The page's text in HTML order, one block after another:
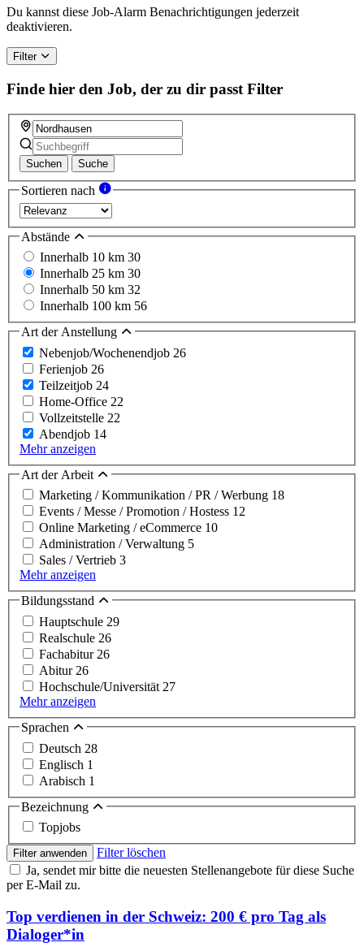
Du kannst diese Job-Alarm Benachrichtigungen jederzeit
deaktivieren.
Filter
Finde hier den Job, der zu dir passt Filter
Suchen Suche
Sortieren nach
Abstände
Innerhalb 10 km 30
Innerhalb 25 km 30
Innerhalb 50 km 32
Innerhalb 100 km 56
Art der Anstellung
Nebenjob/Wochenendjob 26
Ferienjob 26
Teilzeitjob 24
Home-Office 22
Vollzeitstelle 22
Abendjob 14
Mehr anzeigen
Art der Arbeit
Marketing / Kommunikation / PR / Werbung 18
Events / Messe / Promotion / Hostess 12
Online Marketing / eCommerce 10
Administration / Verwaltung 5
Sales / Vertrieb 3
Mehr anzeigen
Bildungsstand
Hauptschule 29
Realschule 26
Fachabitur 26
Abitur 26
Hochschule/Universität 27
Mehr anzeigen
Sprachen
Deutsch 28
Englisch 1
Arabisch 1
Bezeichnung
Topjobs
Filter anwenden
Filter löschen
Ja, sendet mir bitte die neuesten Stellenangebote für diese Suche
per E-Mail zu.
Top verdienen in der Schweiz: 200 € pro Tag als
Dialoger*in